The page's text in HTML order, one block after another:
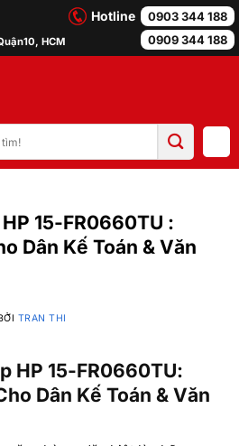
HCM
Hotline
0903 344 188
0909 344 188
15-FR0660TU :
Dân Kế Toán & Văn
TRAN THI
HP 15-FR0660TU:
Dân Kế Toán & Văn